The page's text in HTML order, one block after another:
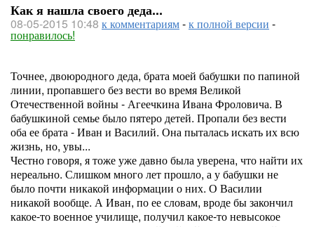
Как я нашла своего деда...
08-05-2015 10:48 к комментариям-к полной версии -
понравилось!
Точнее, двоюродного деда, брата моей бабушки по папиной
линии, пропавшего без вести во время Великой
Отечественной войны - Агеечкина Ивана Фроловича. В
бабушкиной семье было пятеро детей. Пропали без вести
оба ее брата - Иван и Василий. Она пыталась искать их всю
жизнь, но, увы...
Честно говоря, я тоже уже давно была уверена, что найти их
нереально. Слишком много лет прошло, а у бабушки не
было почти никакой информации о них. О Василии
никакой вообще. А Иван, по ее словам, вроде бы закончил
какое-то военное училище, получил какое-то невысокое